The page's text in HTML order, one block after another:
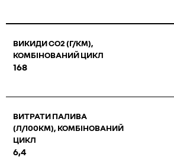
ВИКИДИ СО2 (Г/КМ),
КОМБІНОВАНИЙ ЦИКЛ
168
ВИТРАТИ ПАЛИВА
(Л/100КМ), КОМБІНОВАНИЙ
ЦИКЛ
6,4